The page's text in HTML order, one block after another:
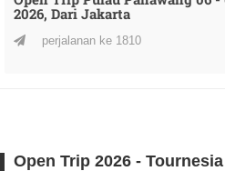
2026, Dari Jakarta
perjalanan ke 1810
Open Trip 2026 - Tournesia